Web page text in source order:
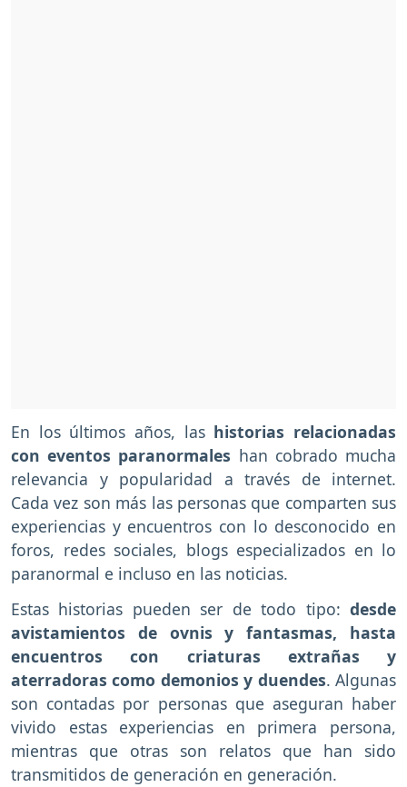
En los últimos años, lashistorias relacionadas
con eventos paranormales han cobrado mucha
relevancia y popularidad a través de internet.
Cada vez son más las personas que comparten sus
experiencias y encuentros con lo desconocido en
foros, redes sociales, blogs especializados en lo
paranormal e incluso en las noticias.
Estas historias pueden ser de todo tipo: desde
avistamientos de ovnis y fantasmas, hasta
encuentros con criaturas extrañas y
aterradoras como demonios y duendes. Algunas
son contadas por personas que aseguran haber
vivido estas experiencias en primera persona,
mientras que otras son relatos que han sido
transmitidos de generación en generación.